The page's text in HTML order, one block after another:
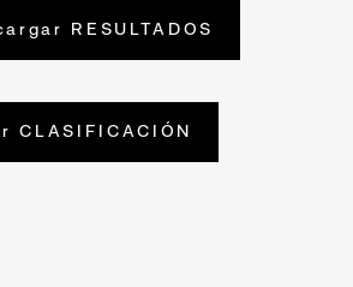
RESULTADOS
CLASIFICACIÓN